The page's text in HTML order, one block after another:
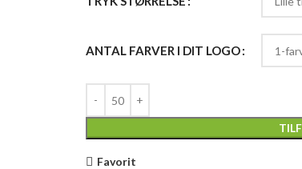
ANTAL FARVER I DIT LOGO
Favorit